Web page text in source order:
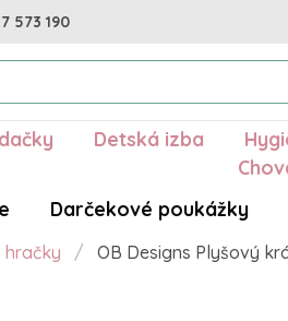
573 190
Detská izba
Darčekové poukážky
hračky OB Designs Plyšový